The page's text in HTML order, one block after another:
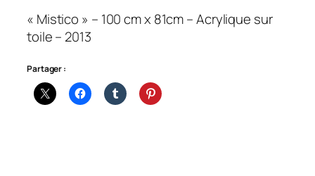
« Mistico » – 100 cm x 81cm – Acrylique sur
toile – 2013
Partager :